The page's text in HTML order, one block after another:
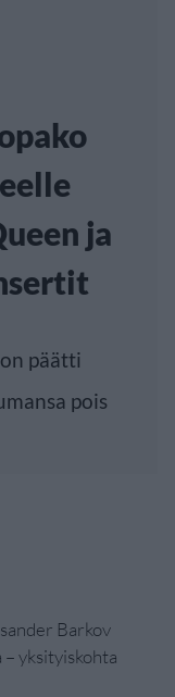
ja
päätti
pois
Barkov
yksityiskohta